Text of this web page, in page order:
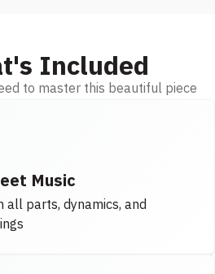
Included
to master this beautiful piece
Music
all parts, dynamics, and